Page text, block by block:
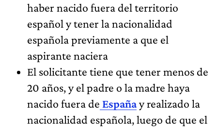
haber nacido fuera del territorio
español y tener la nacionalidad
española previamente a que el
aspirante naciera
El solicitante tiene que tener menos de
20 años, y el padre o la madre haya
nacido fuera de Españay realizado la
nacionalidad española, luego de que el